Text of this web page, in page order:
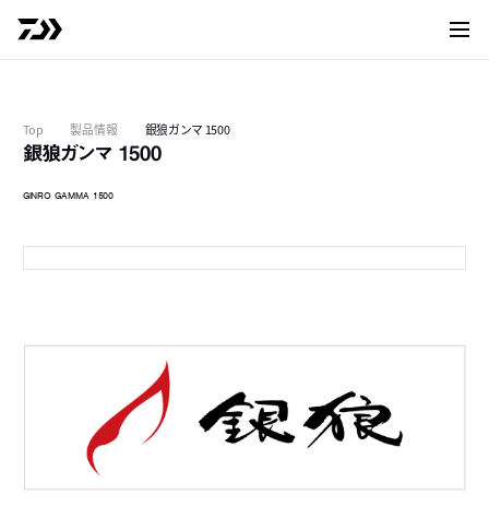
サイ
Top 製品情報 銀狼ガンマ 1500
銀狼ガンマ 1500
GINRO GAMMA 1500